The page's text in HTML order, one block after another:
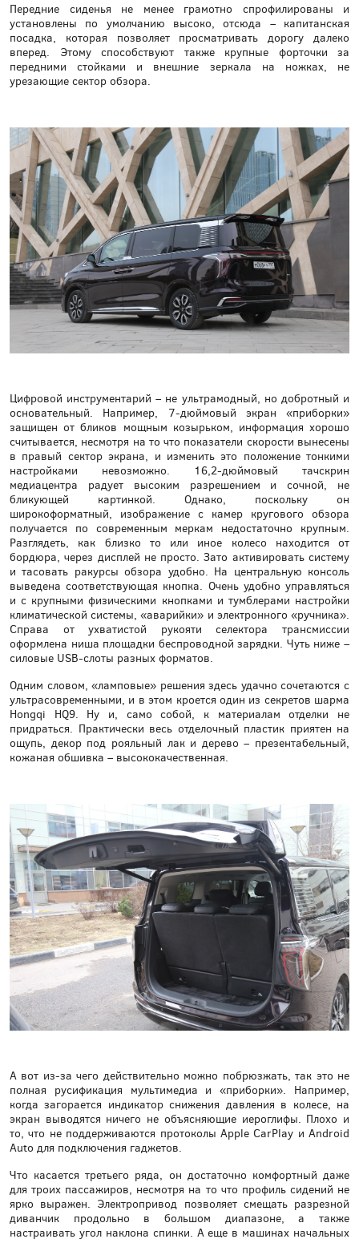
Передние сиденья не менее грамотно спрофилированы и
установлены по умолчанию высоко, отсюда – капитанская
посадка, которая позволяет просматривать дорогу далеко
вперед. Этому способствуют также крупные форточки за
передними стойками и внешние зеркала на ножках, не
урезающие сектор обзора.
Цифровой инструментарий – не ультрамодный, но добротный и
основательный. Например, 7-дюймовый экран «приборки»
защищен от бликов мощным козырьком, информация хорошо
считывается, несмотря на то что показатели скорости вынесены
в правый сектор экрана, и изменить это положение тонкими
настройками невозможно. 16,2-дюймовый тачскрин
медиацентра радует высоким разрешением и сочной, не
бликующей картинкой. Однако, поскольку он
широкоформатный, изображение с камер кругового обзора
получается по современным меркам недостаточно крупным.
Разглядеть, как близко то или иное колесо находится от
бордюра, через дисплей не просто. Зато активировать систему
и тасовать ракурсы обзора удобно. На центральную консоль
выведена соответствующая кнопка. Очень удобно управляться
и с крупными физическими кнопками и тумблерами настройки
климатической системы, «аварийки» и электронного «ручника».
Справа от ухватистой рукояти селектора трансмиссии
оформлена ниша площадки беспроводной зарядки. Чуть ниже –
силовые USB-слоты разных форматов.
Одним словом, «ламповые» решения здесь удачно сочетаются с
ультрасовременными, и в этом кроется один из секретов шарма
Hongqi HQ9. Ну и, само собой, к материалам отделки не
придраться. Практически весь отделочный пластик приятен на
ощупь, декор под рояльный лак и дерево – презентабельный,
кожаная обшивка – высококачественная.
А вот из-за чего действительно можно побрюзжать, так это не
полная русификация мультимедиа и «приборки». Например,
когда загорается индикатор снижения давления в колесе, на
экран выводятся ничего не объясняющие иероглифы. Плохо и
то, что не поддерживаются протоколы Apple CarPlay и Android
Auto для подключения гаджетов.
Что касается третьего ряда, он достаточно комфортный даже
для троих пассажиров, несмотря на то что профиль сидений не
ярко выражен. Электропривод позволяет смещать разрезной
диванчик продольно в большом диапазоне, а также
настраивать угол наклона спинки. А еще в машинах начальных